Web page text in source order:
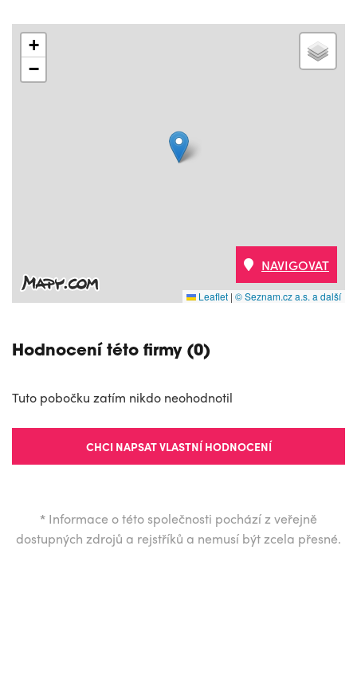
+
−
Leaflet | © Seznam.cz a.s. a další
NAVIGOVAT
Hodnocení této firmy (0)
Tuto pobočku zatím nikdo neohodnotil
CHCI NAPSAT VLASTNÍ HODNOCENÍ
* Informace o této společnosti pochází z veřejně
dostupných zdrojů a rejstříků a nemusí být zcela přesné.